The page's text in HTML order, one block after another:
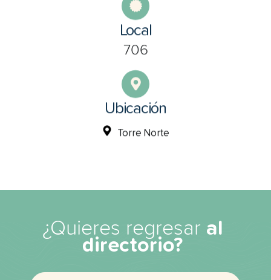
Local
706
Ubicación
Torre Norte
¿Quieres regresar al
directorio?